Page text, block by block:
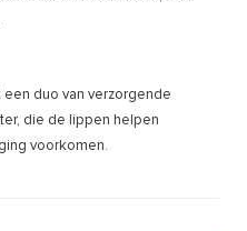
duo van verzorgende
die de lippen helpen
voorkomen.